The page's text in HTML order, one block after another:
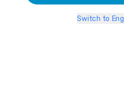
Switch to